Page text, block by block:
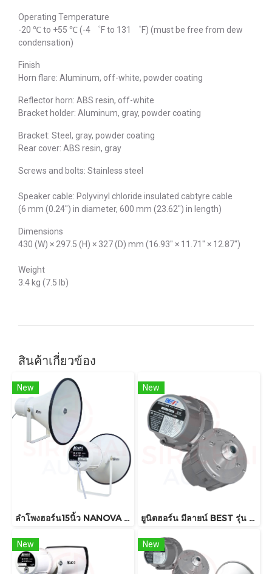
Operating Temperature
-20 ℃ to +55 ℃ (-4 ゜F to 131 ゜F) (must be free from dew
condensation)
Finish
Horn flare: Aluminum, off-white, powder coating
Reflector horn: ABS resin, off-white
Bracket holder: Aluminum, gray, powder coating
Bracket: Steel, gray, powder coating
Rear cover: ABS resin, gray
Screws and bolts: Stainless steel
Speaker cable: Polyvinyl chloride insulated cabtyre cable
(6 mm (0.24") in diameter, 600 mm (23.62") in length)
Dimensions
430 (W) × 297.5 (H) × 327 (D) mm (16.93" × 11.71" × 12.87")
Weight
3.4 kg (7.5 lb)
สินค้าเกี่ยวข้อง
New
ลำโพงฮอร์น15นิ้ว NANOVA รุ่น SV359i พร้อมยูนิต120วัตต์
New
ยูนิตฮอร์น มีลายน์ BEST รุ่น AU300
New New